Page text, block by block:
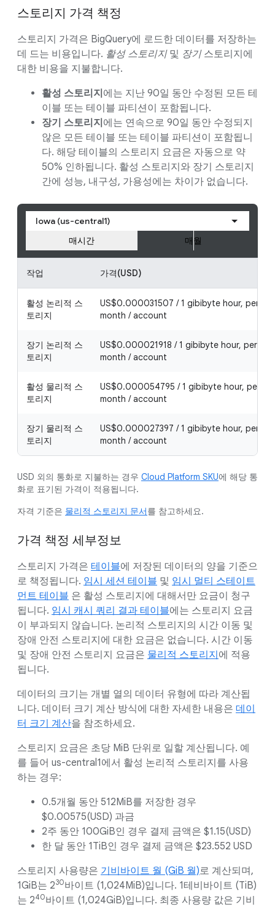
스토리지 가격 책정
스토리지 가격은 BigQuery에 로드한 데이터를 저장하는
데 드는 비용입니다. 활성 스토리지및 장기스토리지에
대한 비용을 지불합니다.
활성 스토리지 에는 지난 90일 동안 수정된 모든 테
이블 또는 테이블 파티션이 포함됩니다.
장기 스토리지 에는 연속으로 90일 동안 수정되지
않은 모든 테이블 또는 테이블 파티션이 포함됩니
다. 해당 테이블의 스토리지 요금은 자동으로 약
50% 인하됩니다. 활성 스토리지와 장기 스토리지
간에 성능, 내구성, 가용성에는 차이가 없습니다.
Iowa (us-central1)
매시간
매월
작업 가격(USD)
활성 논리적 스
토리지
US$0.000031507 / 1 gibibyte hour, per 1
month / account
장기 논리적 스
토리지
US$0.000021918 / 1 gibibyte hour, per 1
month / account
활성 물리적 스
토리지
US$0.000054795 / 1 gibibyte hour, per 1
month / account
장기 물리적 스
토리지
US$0.000027397 / 1 gibibyte hour, per 1
month / account
USD 외의 통화로 지불하는 경우 Cloud Platform SKU에 해당 통
화로 표기된 가격이 적용됩니다.
자격 기준은 물리적 스토리지 문서를 참고하세요.
가격 책정 세부정보
스토리지 가격은 테이블에 저장된 데이터의 양을 기준으
로 책정됩니다. 임시 세션 테이블 및 임시 멀티 스테이트
먼트 테이블 은 활성 스토리지에 대해서만 요금이 청구
됩니다. 임시 캐시 쿼리 결과 테이블에는 스토리지 요금
이 부과되지 않습니다. 논리적 스토리지의 시간 이동 및
장애 안전 스토리지에 대한 요금은 없습니다. 시간 이동
및 장애 안전 스토리지 요금은 물리적 스토리지 에 적용
됩니다.
데이터의 크기는 개별 열의 데이터 유형에 따라 계산됩
니다. 데이터 크기 계산 방식에 대한 자세한 내용은 데이
터 크기 계산을 참조하세요.
스토리지 요금은 초당 MiB 단위로 일할 계산됩니다. 예
를 들어 us-central1에서 활성 논리적 스토리지를 사용
하는 경우:
0.5개월 동안 512MiB를 저장한 경우
$0.00575(USD) 과금
2주 동안 100GiB인 경우 결제 금액은 $1.15(USD)
한 달 동안 1TiB인 경우 결제 금액은 $23.552 USD
스토리지 사용량은 기비바이트 월 (GiB 월)로 계산되며,
1GiB는 230바이트 (1,024MiB)입니다. 1테비바이트 (TiB)
는 240바이트 (1,024GiB)입니다. 최종 사용량 값은 기비